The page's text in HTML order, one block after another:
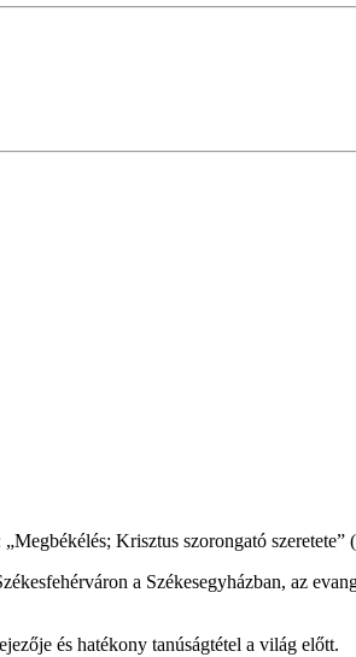
Krisztus szorongató
a Székesegyházban, az
és hatékony tanúságtétel a világ előtt.